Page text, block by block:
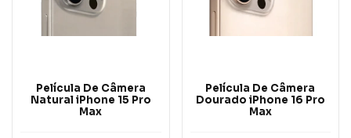
Película De Câmera
Natural iPhone 15 Pro
Max
Película De Câmera
Dourado iPhone 16 Pro
Max